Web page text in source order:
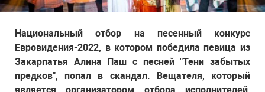
Национальный отбор на песенный конкурс
Евровидения-2022, в котором победила певица из
Закарпатья Алина Паш с песней "Тени забытых
предков", попал в скандал. Вещателя, который